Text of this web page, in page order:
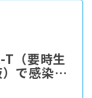
T（要時⽣
で感染症